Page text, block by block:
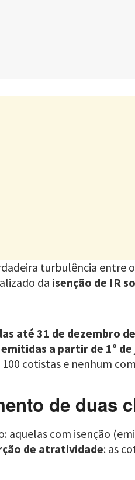
turbulência entre
da isenção de IR
até 31 de dezembro
a partir de 1º
cotistas e nenhum
de duas
aquelas com isenção
de atratividade: as